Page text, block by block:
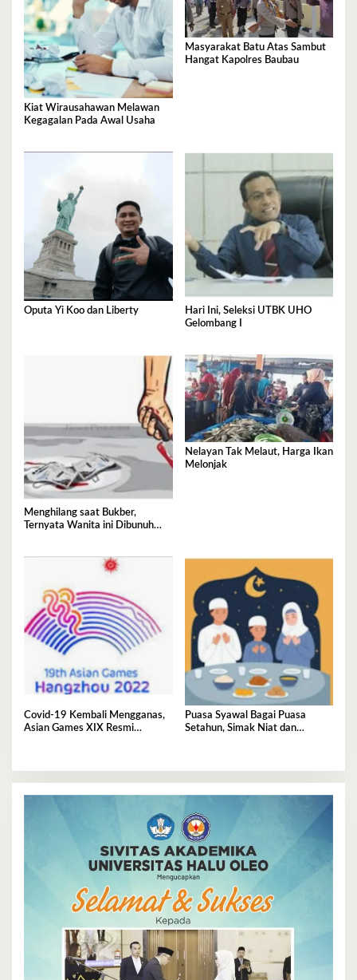
Kiat Wirausahawan Melawan
Kegagalan Pada Awal Usaha
Masyarakat Batu Atas Sambut
Hangat Kapolres Baubau
Oputa Yi Koo dan Liberty
Hari Ini, Seleksi UTBK UHO
Gelombang I
Menghilang saat Bukber,
Ternyata Wanita ini Dibunuh
Nelayan Tak Melaut, Harga Ikan
Melonjak
Covid-19 Kembali Mengganas,
Asian Games XIX Resmi
Puasa Syawal Bagai Puasa
Setahun, Simak Niat dan